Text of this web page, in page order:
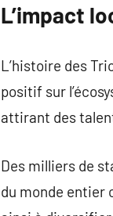
L’impact
L’histoire des
positif sur
attirant des
Des milliers de
du monde entier